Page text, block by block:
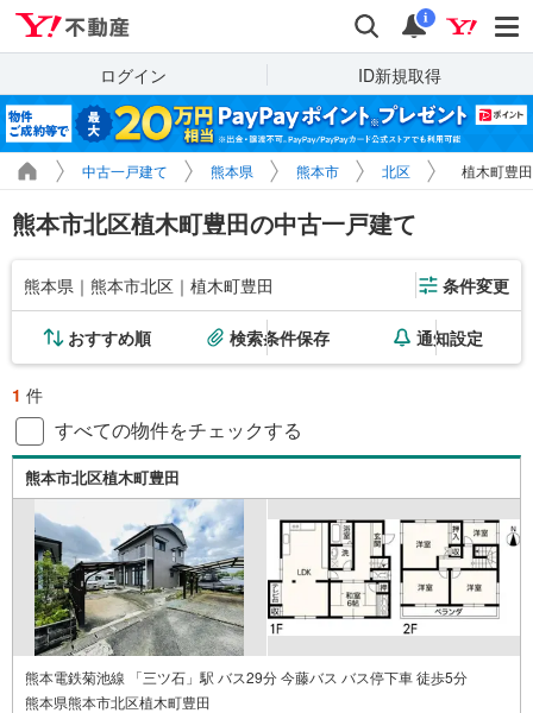
検索 通知
i
ログイン ID新規取得
中古一戸建て 熊本県 熊本市 北区 植木町豊
熊本市北区植木町豊田の中古一戸建て
熊本県｜熊本市北区｜植木町豊田 条件変更
おすすめ順 検索条件保存 通知設定
1 件
すべての物件をチェックする
熊本市北区植木町豊田
熊本電鉄菊池線 「三ツ石」駅 バス29分 今藤バス バス停下車 徒歩5分
熊本県熊本市北区植木町豊田